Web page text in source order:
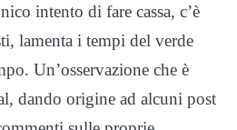
intento di fare cassa, c’è
lamenta i tempi del verde
Un’osservazione che è
dando origine ad alcuni post